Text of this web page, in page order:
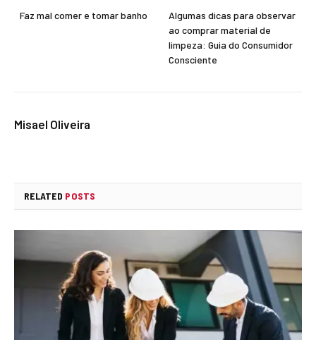
Faz mal comer e tomar banho
Algumas dicas para observar
ao comprar material de
limpeza: Guia do Consumidor
Consciente
Misael Oliveira
RELATED POSTS